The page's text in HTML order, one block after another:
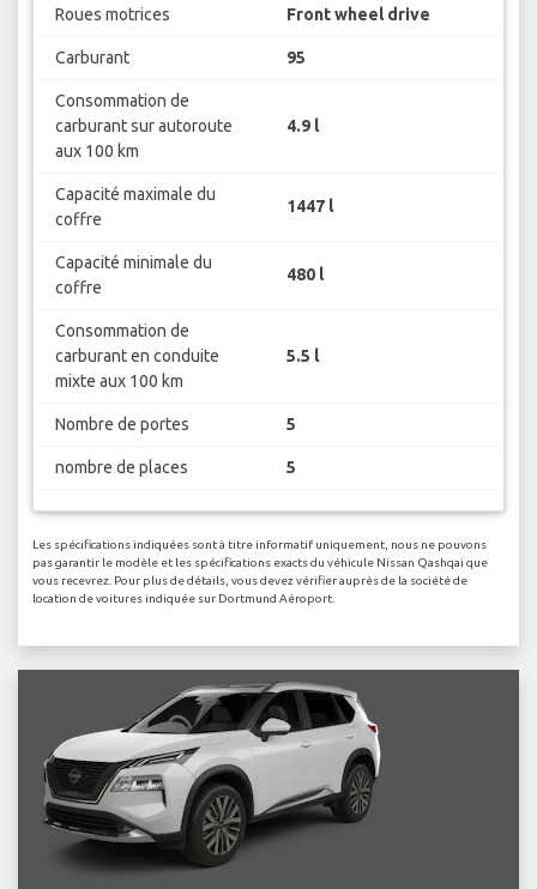
Roues motrices Front wheel drive
Carburant 95
Consommation de
carburant sur autoroute
aux 100 km
4.9 l
Capacité maximale du
coffre
1447 l
Capacité minimale du
coffre
480 l
Consommation de
carburant en conduite
mixte aux 100 km
5.5 l
Nombre de portes 5
nombre de places 5
Les spécifications indiquées sont à titre informatif uniquement, nous ne pouvons
pas garantir le modèle et les spécifications exacts du véhicule Nissan Qashqai que
vous recevrez. Pour plus de détails, vous devez vérifier auprès de la société de
location de voitures indiquée sur Dortmund Aéroport.